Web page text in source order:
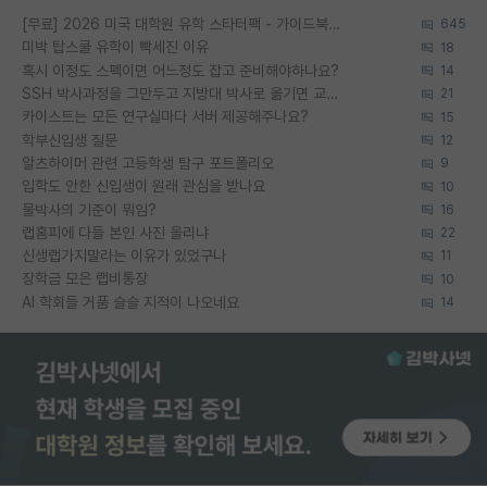
[무료] 2026 미국 대학원 유학 스타터팩 - 가이드북 & 합격자 컨택메일 템플릿 645
미박 탑스쿨 유학이 빡세진 이유 18
혹시 이정도 스펙이면 어느정도 잡고 준비해야하나요? 14
SSH 박사과정을 그만두고 지방대 박사로 옮기면 교수의 꿈은 끝일까요? 21
카이스트는 모든 연구실마다 서버 제공해주나요? 15
학부신입생 질문 12
알츠하이머 관련 고등학생 탐구 포트폴리오 9
입학도 안한 신입생이 원래 관심을 받나요 10
물박사의 기준이 뭐임? 16
랩홈피에 다들 본인 사진 올리냐 22
신생랩가지말라는 이유가 있었구나 11
장학금 모은 랩비통장 10
AI 학회들 거품 슬슬 지적이 나오네요 14